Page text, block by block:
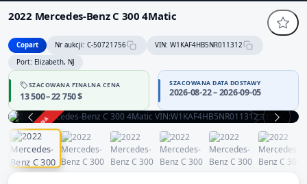
2022 Mercedes-Benz C 300 4Matic
Copart Nr aukcji: C-50721756
VIN: W1KAF4HB5NR011312
Port: Elizabeth, NJ
SZACOWANA FINALNA CENA
13 500 – 22 750 $
SZACOWANA DATA DOSTAWY
2026-08-22 – 2026-09-05
ZAKOŃCZONA